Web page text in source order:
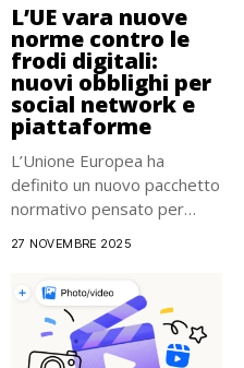
L’UE vara nuove
norme contro le
frodi digitali:
nuovi obblighi per
social network e
piattaforme
L’Unione Europea ha
definito un nuovo pacchetto
normativo pensato per
27 NOVEMBRE 2025